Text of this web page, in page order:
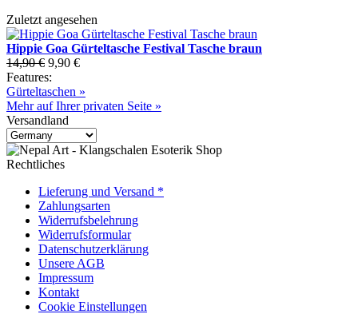
Zuletzt angesehen
Hippie Goa Gürteltasche Festival Tasche braun
14,90 € 9,90 €
Features:
Gürteltaschen »
Mehr auf Ihrer privaten Seite »
Versandland
Rechtliches
Lieferung und Versand *
Zahlungsarten
Widerrufsbelehrung
Widerrufsformular
Datenschutzerklärung
Unsere AGB
Impressum
Kontakt
Cookie Einstellungen